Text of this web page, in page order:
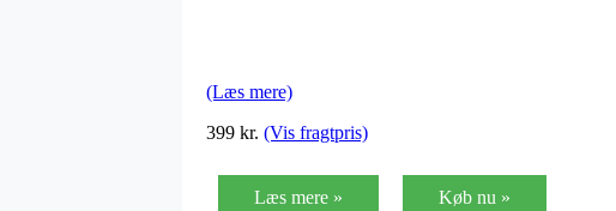
(Læs mere)
399 kr. (Vis fragtpris)
Læs mere » Køb nu »